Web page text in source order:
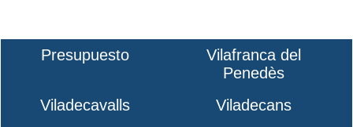
Presupuesto
Vilafranca del
Penedès
Viladecavalls
Viladecans